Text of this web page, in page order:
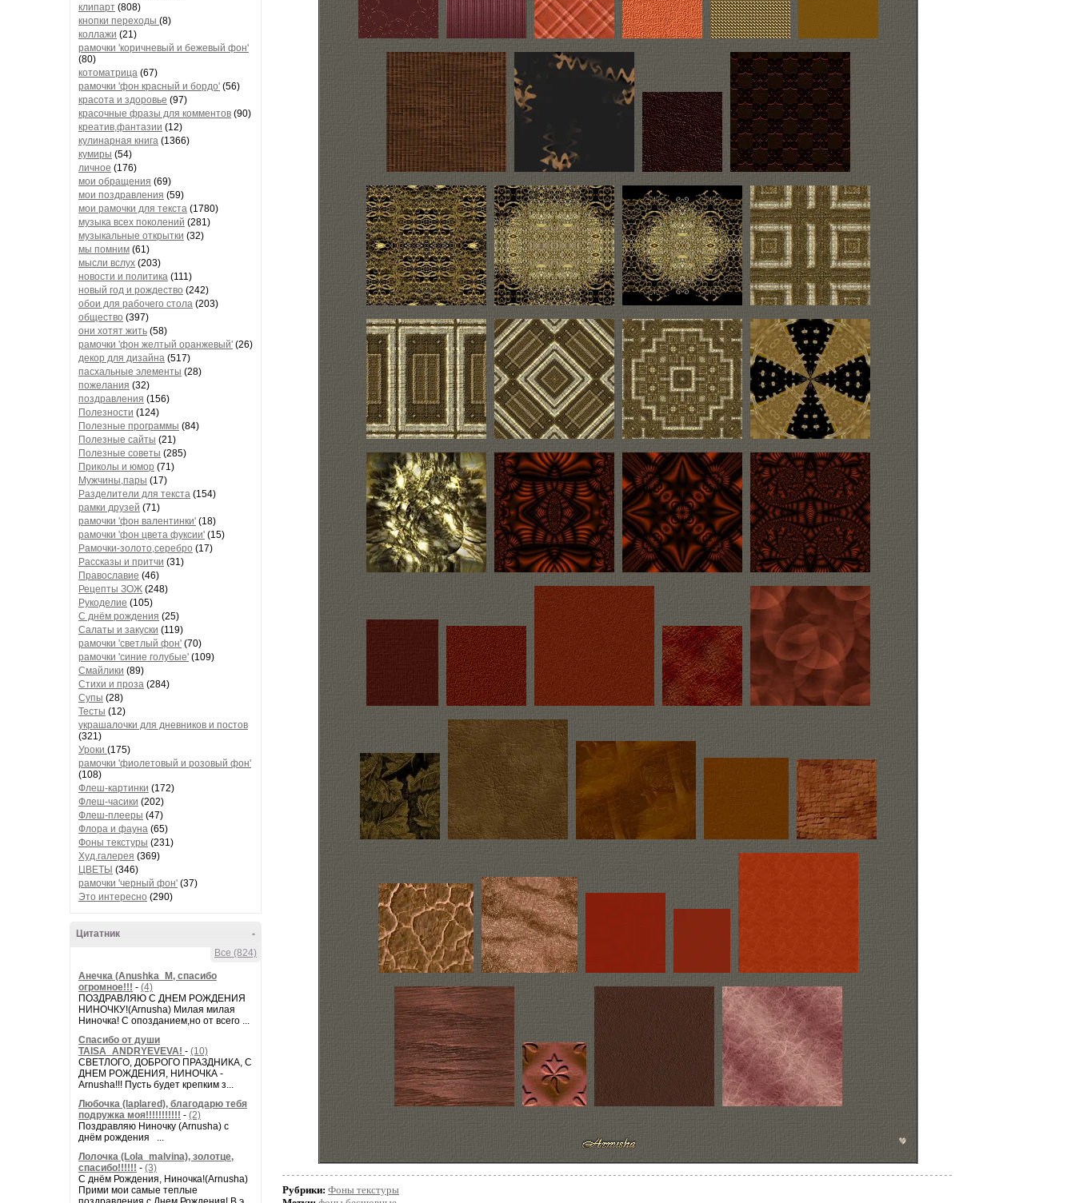
клипарт (808)
кнопки переходы (8)
коллажи (21)
рамочки 'коричневый и бежевый фон'
(80)
котоматрица (67)
рамочки 'фон красный и бордо' (56)
красота и здоровье (97)
красочные фразы для комментов (90)
креатив,фантазии (12)
кулинарная книга (1366)
кумиры (54)
личное (176)
мои обращения (69)
мои поздравления (59)
мои рамочки для текста (1780)
музыка всех поколений (281)
музыкальные открытки (32)
мы помним (61)
мысли вслух (203)
новости и политика (111)
новый год и рождество (242)
обои для рабочего стола (203)
общество (397)
они хотят жить (58)
рамочки 'фон желтый оранжевый' (26)
декор для дизайна (517)
пасхальные элементы (28)
пожелания (32)
поздравления (156)
Полезности (124)
Полезные программы (84)
Полезные сайты (21)
Полезные советы (285)
Приколы и юмор (71)
Мужчины,пары (17)
Разделители для текста (154)
рамки друзей (71)
рамочки 'фон валентинки' (18)
рамочки 'фон цвета фуксии' (15)
Рамочки-золото,серебро (17)
Рассказы и притчи (31)
Православие (46)
Рецепты ЗОЖ (248)
Рукоделие (105)
С днём рождения (25)
Салаты и закуски (119)
рамочки 'светлый фон' (70)
рамочки 'синие голубые' (109)
Смайлики (89)
Стихи и проза (284)
Супы (28)
Тесты (12)
украшалочки для дневников и постов
(321)
Уроки (175)
рамочки 'фиолетовый и розовый фон'
(108)
Флеш-картинки (172)
Флеш-часики (202)
Флеш-плееры (47)
Флора и фауна (65)
Фоны текстуры (231)
Худ.галерея (369)
ЦВЕТЫ (346)
рамочки 'черный фон' (37)
Это интересно (290)
-
Цитатник
Все (824)
Анечка (Anushka_M, спасибо
огромное!!! - (4)
ПОЗДРАВЛЯЮ С ДНЕМ РОЖДЕНИЯ
НИНОЧКУ!(Arnusha) Милая милая
Ниночка! С опозданием,но от всего ...
Спасибо от души
TAISA_ANDRYEVEVA! - (10)
СВЕТЛОГО, ДОБРОГО ПРАЗДНИКА, С
ДНЕМ РОЖДЕНИЯ, НИНОЧКА -
Arnusha!!! Пусть будет крепким з...
Любочка (laplared), благодарю тебя
подружка моя!!!!!!!!!!! - (2)
Поздравляю Ниночку (Arnusha) с
днём рождения ...
Лолочка (Lola_malvina), золотце,
спасибо!!!!!! - (3)
С днём Рождения, Ниночка!(Аrnusha)
Прими мои самые теплые
Рубрики: Фоны текстуры